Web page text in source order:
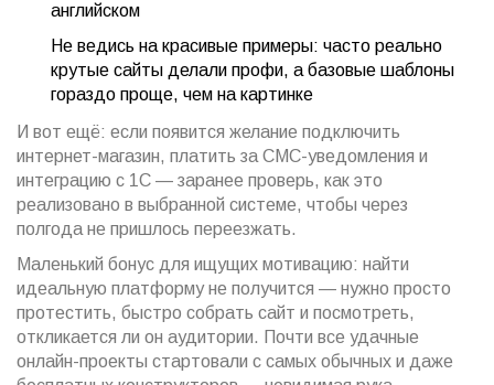
английском
Не ведись на красивые примеры: часто реально
крутые сайты делали профи, а базовые шаблоны
гораздо проще, чем на картинке
И вот ещё: если появится желание подключить
интернет-магазин, платить за СМС-уведомления и
интеграцию с 1С — заранее проверь, как это
реализовано в выбранной системе, чтобы через
полгода не пришлось переезжать.
Маленький бонус для ищущих мотивацию: найти
идеальную платформу не получится — нужно просто
протестить, быстро собрать сайт и посмотреть,
откликается ли он аудитории. Почти все удачные
онлайн-проекты стартовали с самых обычных и даже